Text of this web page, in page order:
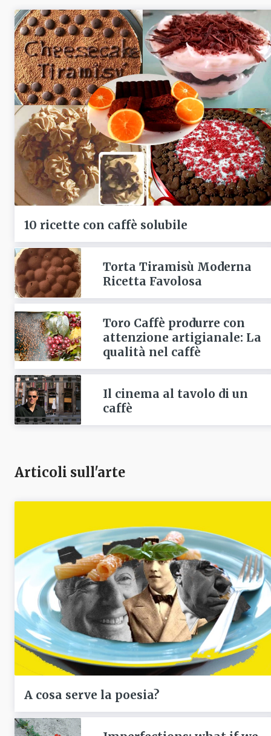
10 ricette con caffè solubile
Torta Tiramisù Moderna
Ricetta Favolosa
Toro Caffè produrre con
attenzione artigianale: La
qualità nel caffè
Il cinema al tavolo di un
caffè
Articoli sull'arte
A cosa serve la poesia?